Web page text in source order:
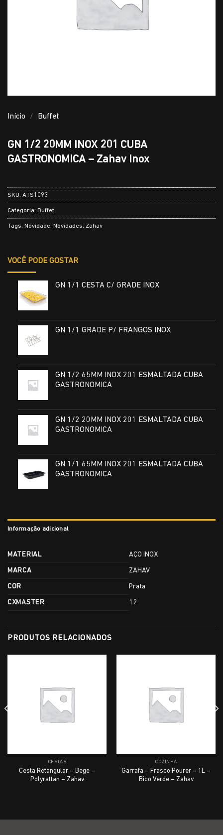
Início / Buffet
GN 1/2 20MM INOX 201 CUBA
GASTRONOMICA – Zahav Inox
SKU: ATS1093
Categoria: Buffet
Tags: Novidade, Novidades, Zahav
VOCÊ PODE GOSTAR
GN 1/1 CESTA C/ GRADE INOX
GN 1/1 GRADE P/ FRANGOS INOX
GN 1/2 65MM INOX 201 ESMALTADA CUBA
GASTRONOMICA
GN 1/2 20MM INOX 201 ESMALTADA CUBA
GASTRONOMICA
GN 1/1 65MM INOX 201 ESMALTADA CUBA
GASTRONOMICA
Informação adicional
MATERIAL AÇO INOX
MARCA ZAHAV
COR Prata
CXMASTER 12
PRODUTOS RELACIONADOS
CESTAS
Cesta Retangular – Bege –
Polyrattan – Zahav
COZINHA
Garrafa – Frasco Pourer – 1L –
Bico Verde – Zahav